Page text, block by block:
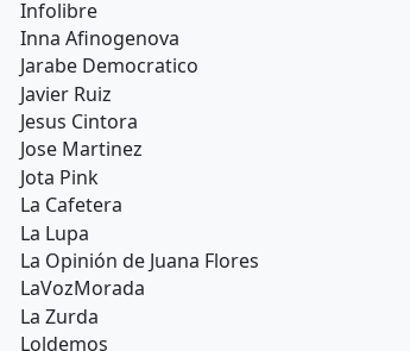
Infolibre
Inna Afinogenova
Jarabe Democratico
Javier Ruiz
Jesus Cintora
Jose Martinez
Jota Pink
La Cafetera
La Lupa
La Opinión de Juana Flores
LaVozMorada
La Zurda
Loldemos